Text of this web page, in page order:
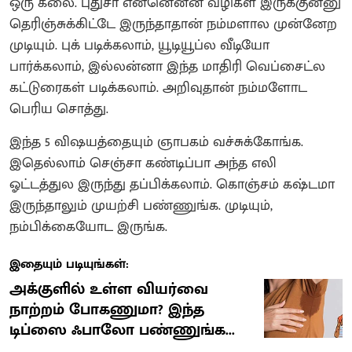
தெரிஞ்சுக்கிட்டே இருந்தாதான் நம்மளால முன்னேற
முடியும். புக் படிக்கலாம், யூடியூப்ல வீடியோ
பார்க்கலாம், இல்லன்னா இந்த மாதிரி வெப்சைட்ல
கட்டுரைகள் படிக்கலாம். அறிவுதான் நம்மளோட
பெரிய சொத்து‌.
இந்த 5 விஷயத்தையும் ஞாபகம் வச்சுக்கோங்க.
இதெல்லாம் செஞ்சா கண்டிப்பா அந்த எலி
ஓட்டத்துல இருந்து தப்பிக்கலாம். கொஞ்சம் கஷ்டமா
இருந்தாலும் முயற்சி பண்ணுங்க. முடியும்,
நம்பிக்கையோட இருங்க.
இதையும் படியுங்கள்:
அக்குளில் உள்ள வியர்வை
நாற்றம் போகணுமா? இந்த
டிப்ஸை ஃபாலோ பண்ணுங்க...